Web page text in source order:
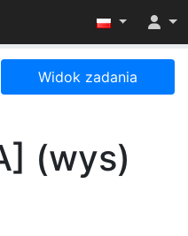
menu
Widok zadania
(wys)